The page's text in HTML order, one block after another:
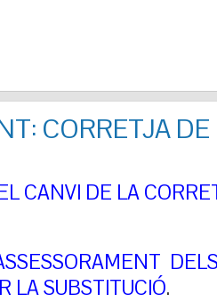
CORRETJA
CANVI DE LA
LA SUBSTITUCIÓ.